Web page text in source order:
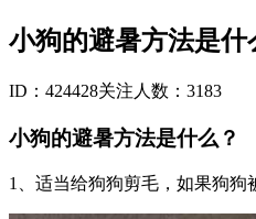
小狗的避暑方法是什
ID：424428关注人数：3183
小狗的避暑方法是什么？
1、适当给狗狗剪毛，如果狗狗